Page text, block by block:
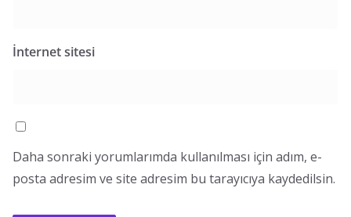
İnternet sitesi
Daha sonraki yorumlarımda kullanılması için adım, e-
posta adresim ve site adresim bu tarayıcıya kaydedilsin.